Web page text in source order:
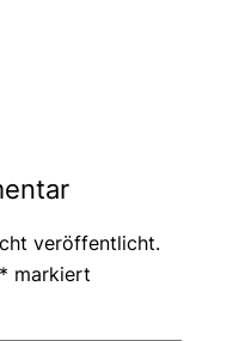
veröffentlicht.
* markiert